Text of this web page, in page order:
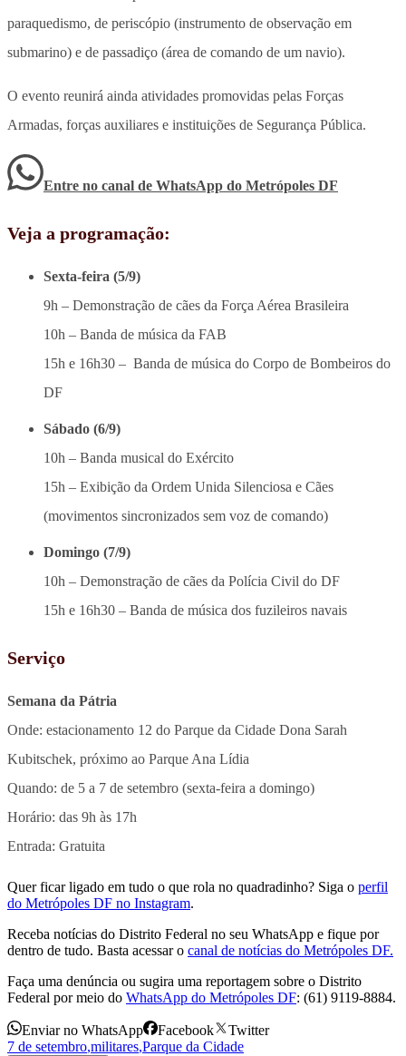
paraquedismo, de periscópio (instrumento de observação em
submarino) e de passadiço (área de comando de um navio).
O evento reunirá ainda atividades promovidas pelas Forças
Armadas, forças auxiliares e instituições de Segurança Pública.
Entre no canal de WhatsApp do Metrópoles DF
Veja a programação:
Sexta-feira (5/9)
9h – Demonstração de cães da Força Aérea Brasileira
10h – Banda de música da FAB
15h e 16h30 – Banda de música do Corpo de Bombeiros do
DF
Sábado (6/9)
10h – Banda musical do Exército
15h – Exibição da Ordem Unida Silenciosa e Cães
(movimentos sincronizados sem voz de comando)
Domingo (7/9)
10h – Demonstração de cães da Polícia Civil do DF
15h e 16h30 – Banda de música dos fuzileiros navais
Serviço
Semana da Pátria
Onde: estacionamento 12 do Parque da Cidade Dona Sarah
Kubitschek, próximo ao Parque Ana Lídia
Quando: de 5 a 7 de setembro (sexta-feira a domingo)
Horário: das 9h às 17h
Entrada: Gratuita
Quer ficar ligado em tudo o que rola no quadradinho? Siga o perfil
do Metrópoles DF no Instagram.
Receba notícias do Distrito Federal no seu WhatsApp e fique por
dentro de tudo. Basta acessar o canal de notícias do Metrópoles DF.
Faça uma denúncia ou sugira uma reportagem sobre o Distrito
Federal por meio do WhatsApp do Metrópoles DF: (61) 9119-8884.
Enviar no WhatsApp Facebook
Twitter
7 de setembro,militares,Parque da Cidade